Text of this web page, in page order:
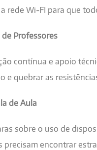
rede Wi-FI para que
de Professores
contínua e apoio
e quebrar as
de Aula
sobre o uso de
precisam encontrar